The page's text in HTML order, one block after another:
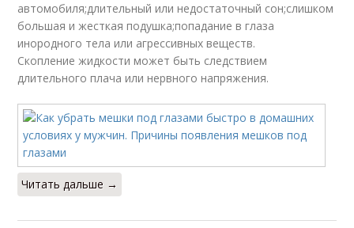
автомобиля;длительный или недостаточный сон;слишком
большая и жесткая подушка;попадание в глаза
инородного тела или агрессивных веществ.
Скопление жидкости может быть следствием
длительного плача или нервного напряжения.
Читать дальше →